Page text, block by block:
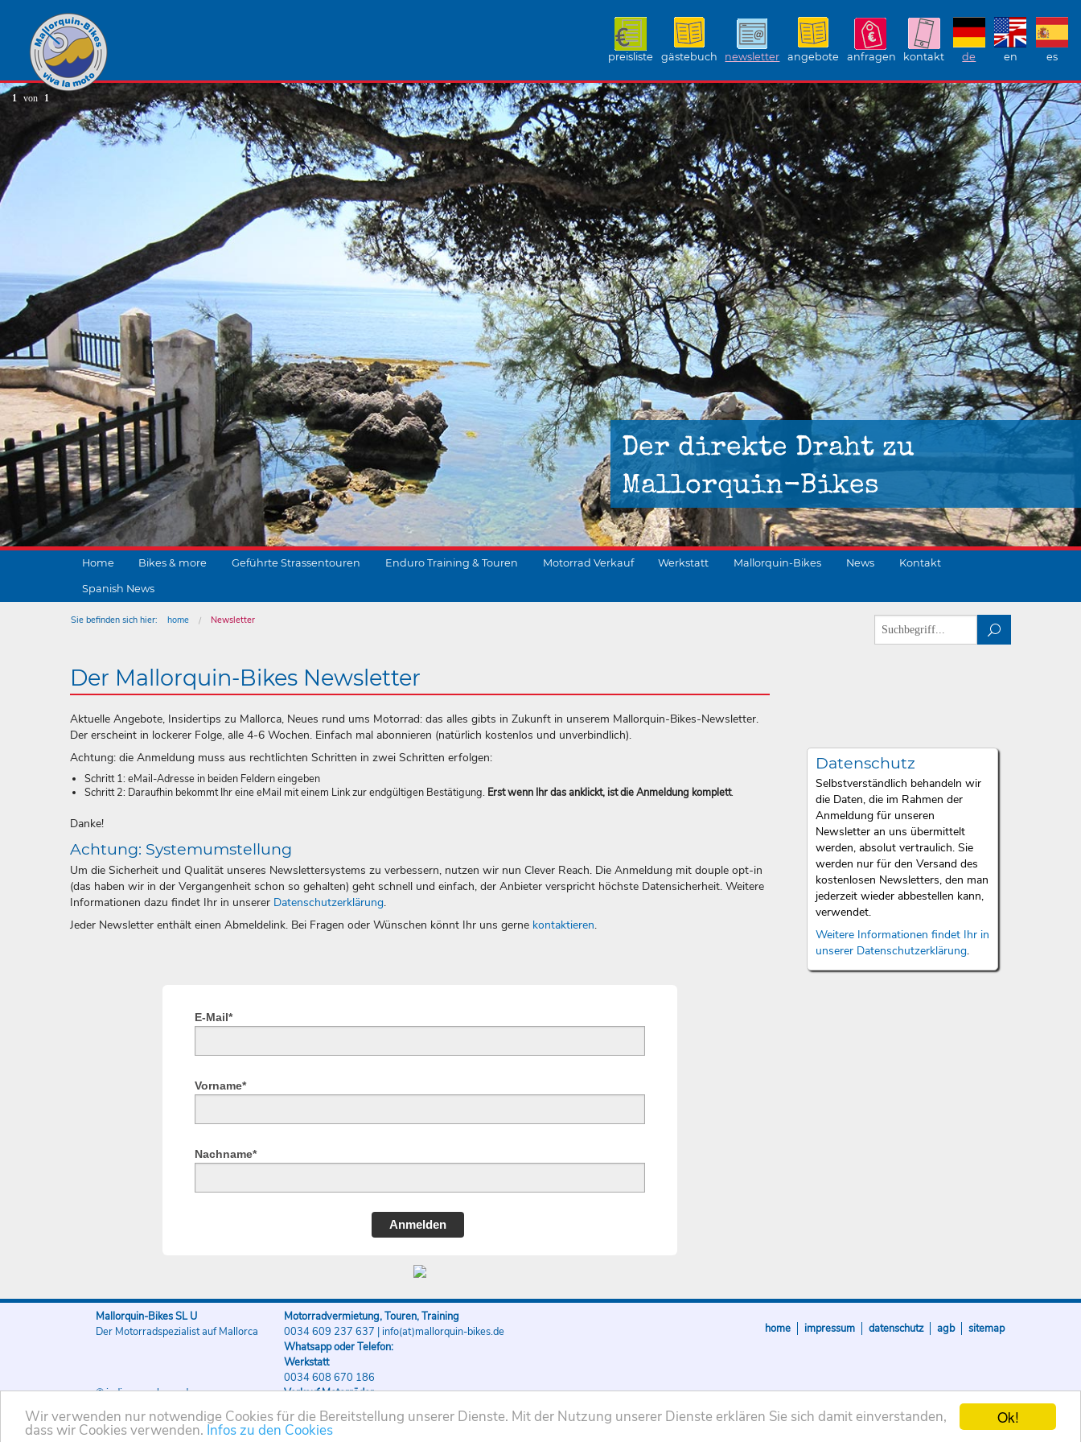
Ok!
Wir verwenden nur notwendige Cookies für die Bereitstellung unserer Dienste. Mit der Nutzung unserer Dienste erklären Sie sich damit einverstanden,
dass wir Cookies verwenden. Infos zu den Cookies
preisliste gästebuch newsletter angebote anfragen kontakt de en es
Der direkte Draht zu
Mallorquin-Bikes
1 von 1
Home Bikes & more Geführte Strassentouren Enduro Training & Touren Motorrad Verkauf Werkstatt Mallorquin-Bikes News Kontakt
Spanish News
Sie befinden sich hier: home
Newsletter
Datenschutz
Selbstverständlich behandeln wir
die Daten, die im Rahmen der
Anmeldung für unseren
Newsletter an uns übermittelt
werden, absolut vertraulich. Sie
werden nur für den Versand des
kostenlosen Newsletters, den man
jederzeit wieder abbestellen kann,
verwendet.
Weitere Informationen findet Ihr in
unserer Datenschutzerklärung.
Der Mallorquin-Bikes Newsletter
Aktuelle Angebote, Insidertips zu Mallorca, Neues rund ums Motorrad: das alles gibts in Zukunft in unserem Mallorquin-Bikes-Newsletter.
Der erscheint in lockerer Folge, alle 4-6 Wochen. Einfach mal abonnieren (natürlich kostenlos und unverbindlich).
Achtung: die Anmeldung muss aus rechtlichten Schritten in zwei Schritten erfolgen:
Schritt 1: eMail-Adresse in beiden Feldern eingeben
Schritt 2: Daraufhin bekommt Ihr eine eMail mit einem Link zur endgültigen Bestätigung. Erst wenn Ihr das anklickt, ist die Anmeldung komplett.
Danke!
Achtung: Systemumstellung
Um die Sicherheit und Qualität unseres Newslettersystems zu verbessern, nutzen wir nun Clever Reach. Die Anmeldung mit douple opt-in
(das haben wir in der Vergangenheit schon so gehalten) geht schnell und einfach, der Anbieter verspricht höchste Datensicherheit. Weitere
Informationen dazu findet Ihr in unserer Datenschutzerklärung.
Jeder Newsletter enthält einen Abmeldelink. Bei Fragen oder Wünschen könnt Ihr uns gerne kontaktieren.
E-Mail*
Vorname*
Nachname*
Anmelden
Mallorquin-Bikes SL U
Der Motorradspezialist auf Mallorca
© indigo-werbung.de
Motorradvermietung, Touren, Training
0034 609 237 637 |info(at)mallorquin-bikes.de
Whatsapp oder Telefon:
Werkstatt
0034 608 670 186
Verkauf Motorräder
0034 608 670 186
home impressum datenschutz agb sitemap